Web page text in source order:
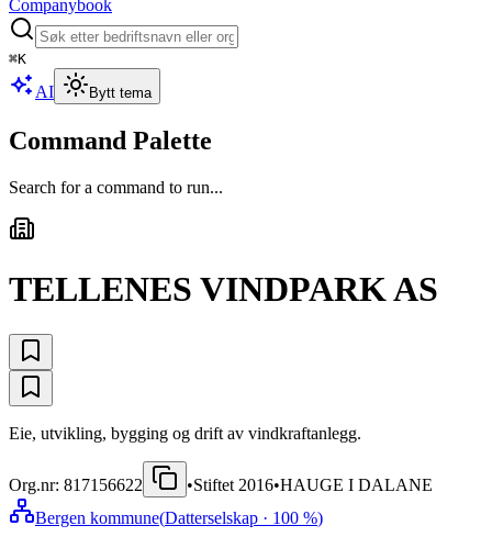
Companybook
⌘K
AI Bytt tema
Command Palette
Search for a command to run...
TELLENES VINDPARK AS
Eie, utvikling, bygging og drift av vindkraftanlegg.
Org.nr: 817156622 •Stiftet 2016•HAUGE I DALANE
Bergen kommune(Datterselskap · 100 %)